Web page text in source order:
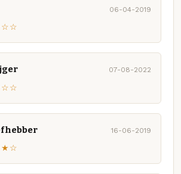
06-04-2019
07-08-2022
16-06-2019